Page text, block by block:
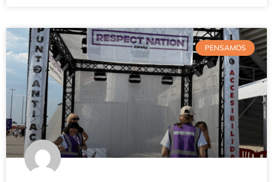
PENSAMOS